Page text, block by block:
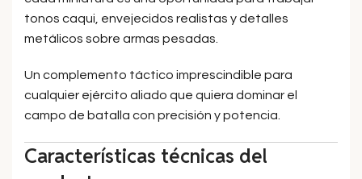
tonos caqui, envejecidos realistas y detalles
metálicos sobre armas pesadas.
Un complemento táctico imprescindible para
cualquier ejército aliado que quiera dominar el
campo de batalla con precisión y potencia.
Características técnicas del